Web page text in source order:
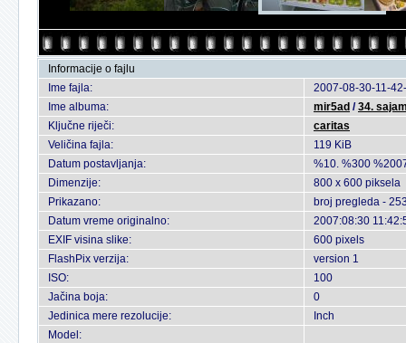
Informacije o fajlu
Ime fajla:
2007-08-30-11-
Ime albuma:
mir5ad /34.
Ključne riječi:
caritas
Veličina fajla:
119 KiB
Datum postavljanja:
%10. %300
Dimenzije:
800 x 600 piksela
Prikazano:
broj pregleda -
Datum vreme originalno:
2007:08:30
EXIF visina slike:
600 pixels
FlashPix verzija:
version 1
ISO:
100
Jačina boja:
0
Jedinica mere rezolucije:
Inch
Model: